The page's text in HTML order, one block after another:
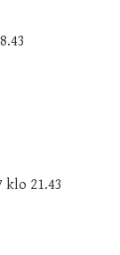
klo 21.43